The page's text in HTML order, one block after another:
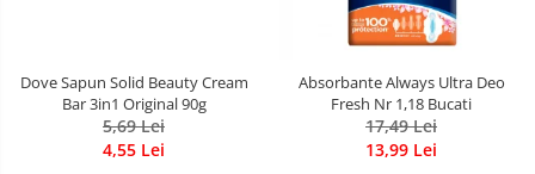
Dove Sapun Solid Beauty Cream
Bar 3in1 Original 90g
5,69 Lei
4,55 Lei
Absorbante Always Ultra Deo
Fresh Nr 1,18 Bucati
17,49 Lei
13,99 Lei